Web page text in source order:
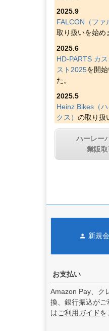
2025.9
FALCON（ファ
取り扱いを始め
2025.6
HD-PARTS カ
スト2025を開
た。
2025.5
Heinz Bikes（
クス） の取り扱
した。
2025.4
Figurati
D&D エキゾー
た。
feture ヘルメッ
チャーヘルメッ
扱いを始めまし
ハーレー
業販取
新規
お支払い
Amazon Pay、ク
換、銀行振込がご
はご利用ガイドを